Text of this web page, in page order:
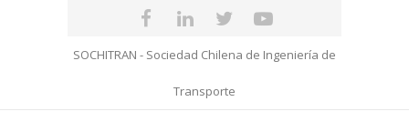
SOCHITRAN - Sociedad Chilena de Ingeniería de
Transporte